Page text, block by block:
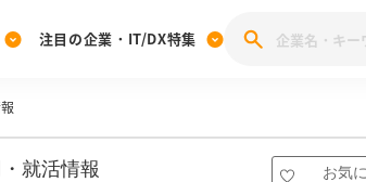
[27卒] 本選考体験記投稿キャンペーン
みんなのDX企業就職ブランド調査
注目の企業・IT/DX特集
就活情報 お気